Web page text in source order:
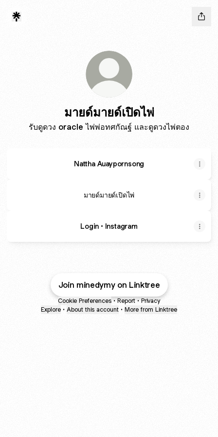
มายด์มายด์เปิดไพ่
รับดูดวง oracle ไพ่พ่อทศกัณฐ์ และดูดวงไพ่ตอง
Nattha Auaypornsong
มายด์มายด์เปิดไพ่
Login • Instagram
Join minedymy on Linktree
Cookie Preferences • Report • Privacy
Explore • About this account • More from Linktree